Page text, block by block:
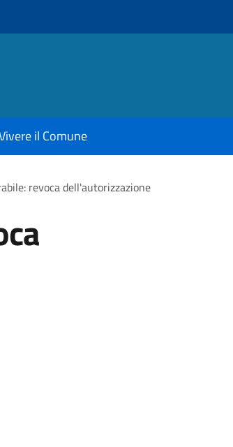
il Comune
revoca dell'autorizzazione